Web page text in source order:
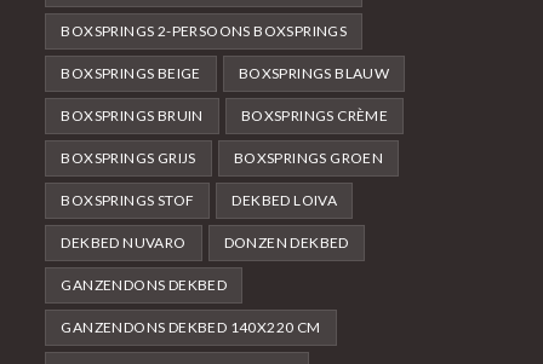
BOXSPRINGS 2-PERSOONS BOXSPRINGS
BOXSPRINGS BEIGE BOXSPRINGS BLAUW
BOXSPRINGS BRUIN BOXSPRINGS CRÈME
BOXSPRINGS GRIJS BOXSPRINGS GROEN
BOXSPRINGS STOF DEKBED LOIVA
DEKBED NUVARO DONZEN DEKBED
GANZENDONS DEKBED
GANZENDONS DEKBED 140X220 CM